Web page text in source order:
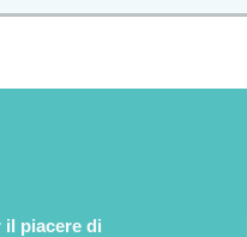
il piacere di